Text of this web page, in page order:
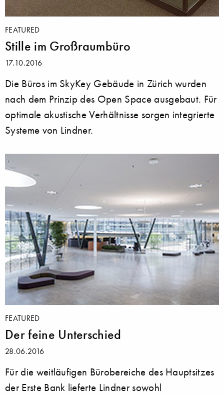
FEATURED
Stille im Großraumbüro
17.10.2016
Die Büros im SkyKey Gebäude in Zürich wurden
nach dem Prinzip des Open Space ausgebaut. Für
optimale akustische Verhältnisse sorgen integrierte
Systeme von Lindner.
FEATURED
Der feine Unterschied
28.06.2016
Für die weitläufigen Bürobereiche des Hauptsitzes
der Erste Bank lieferte Lindner sowohl